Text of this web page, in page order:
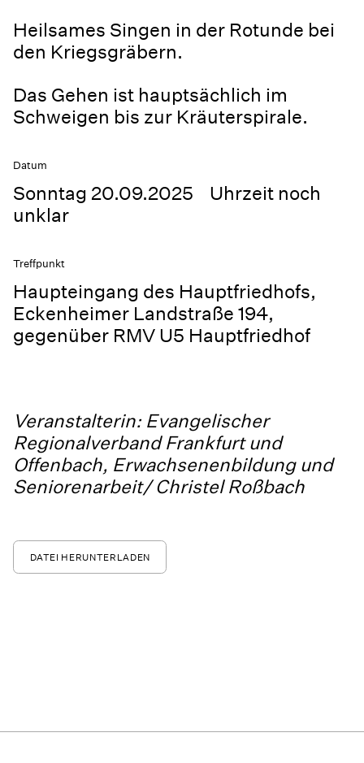
Heilsames Singen in der Rotunde bei
den Kriegsgräbern.
Das Gehen ist hauptsächlich im
Schweigen bis zur Kräuterspirale.
Datum
Sonntag 20.09.2025 Uhrzeit noch
unklar
Treffpunkt
Haupteingang des Hauptfriedhofs,
Eckenheimer Landstraße 194,
gegenüber RMV U5 Hauptfriedhof
Veranstalterin: Evangelischer
Regionalverband Frankfurt und
Offenbach, Erwachsenenbildung und
Seniorenarbeit/ Christel Roßbach
DATEI HERUNTERLADEN